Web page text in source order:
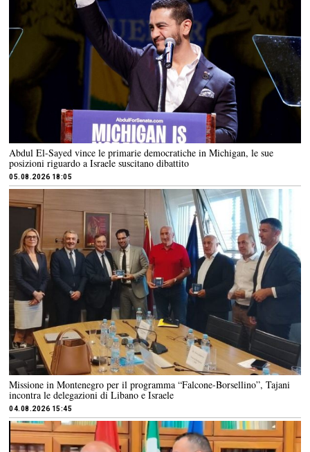
Abdul El-Sayed vince le primarie democratiche in Michigan, le sue
posizioni riguardo a Israele suscitano dibattito
05.08.2026 18:05
Missione in Montenegro per il programma “Falcone-Borsellino”, Tajani
incontra le delegazioni di Libano e Israele
04.08.2026 15:45